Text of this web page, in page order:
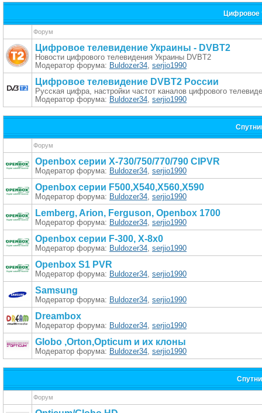
Цифровое
Форум
Цифровое телевидение Украины - DVBT2
Новости цифрового телевидения Украины DVBT2
Модератор форума: Buldozer34, serjio1990
Цифровое телевидение DVBT2 России
Русская цифра, настройки частот каналов цифрового
Модератор форума: Buldozer34, serjio1990
Форум
Openbox серии X-730/750/770/790 CIPVR
Модератор форума: Buldozer34, serjio1990
Openbox серии F500,X540,X560,X590
Модератор форума: Buldozer34, serjio1990
Lemberg, Arion, Ferguson, Openbox 1700
Модератор форума: Buldozer34, serjio1990
Openbox серии F-300, X-8x0
Модератор форума: Buldozer34, serjio1990
Openbox S1 PVR
Модератор форума: Buldozer34, serjio1990
Samsung
Модератор форума: Buldozer34, serjio1990
Dreambox
Модератор форума: Buldozer34, serjio1990
Globo ,Orton,Opticum и их клоны
Модератор форума: Buldozer34, serjio1990
Форум